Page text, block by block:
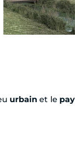
urbain et le